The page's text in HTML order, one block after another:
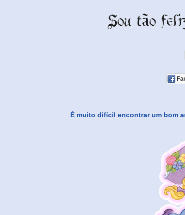
É muito difícil encontrar um bom